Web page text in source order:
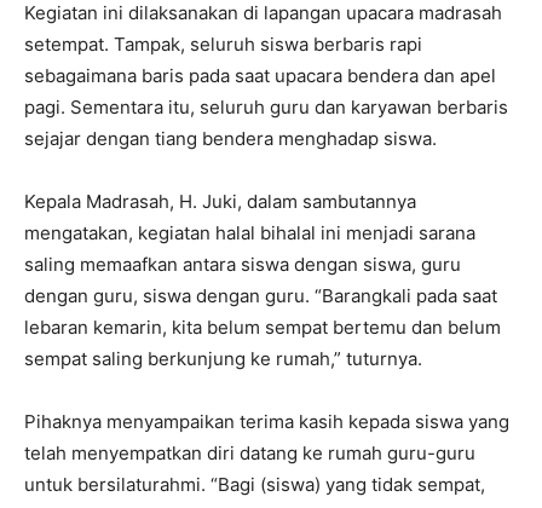
Kegiatan ini dilaksanakan di lapangan upacara madrasah
setempat. Tampak, seluruh siswa berbaris rapi
sebagaimana baris pada saat upacara bendera dan apel
pagi. Sementara itu, seluruh guru dan karyawan berbaris
sejajar dengan tiang bendera menghadap siswa.
Kepala Madrasah, H. Juki, dalam sambutannya
mengatakan, kegiatan halal bihalal ini menjadi sarana
saling memaafkan antara siswa dengan siswa, guru
dengan guru, siswa dengan guru. “Barangkali pada saat
lebaran kemarin, kita belum sempat bertemu dan belum
sempat saling berkunjung ke rumah,” tuturnya.
Pihaknya menyampaikan terima kasih kepada siswa yang
telah menyempatkan diri datang ke rumah guru-guru
untuk bersilaturahmi. “Bagi (siswa) yang tidak sempat,